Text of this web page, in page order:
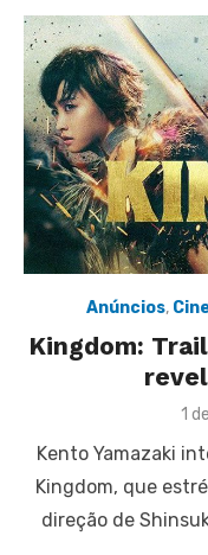
Anúncios,
Kingdom:
1
Kento Yamazaki
Kingdom, que
direção de